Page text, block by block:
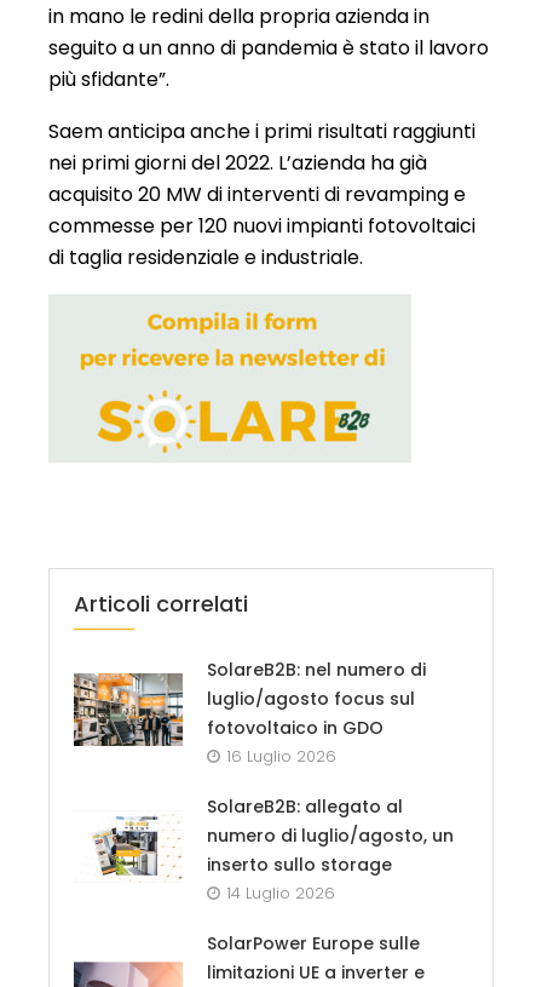
in mano le redini della propria azienda in
seguito a un anno di pandemia è stato il lavoro
più sfidante”.
Saem anticipa anche i primi risultati raggiunti
nei primi giorni del 2022. L’azienda ha già
acquisito 20 MW di interventi di revamping e
commesse per 120 nuovi impianti fotovoltaici
di taglia residenziale e industriale.
Articoli correlati
SolareB2B: nel numero di
luglio/agosto focus sul
fotovoltaico in GDO
16 Luglio 2026
SolareB2B: allegato al
numero di luglio/agosto, un
inserto sullo storage
14 Luglio 2026
SolarPower Europe sulle
limitazioni UE a inverter e